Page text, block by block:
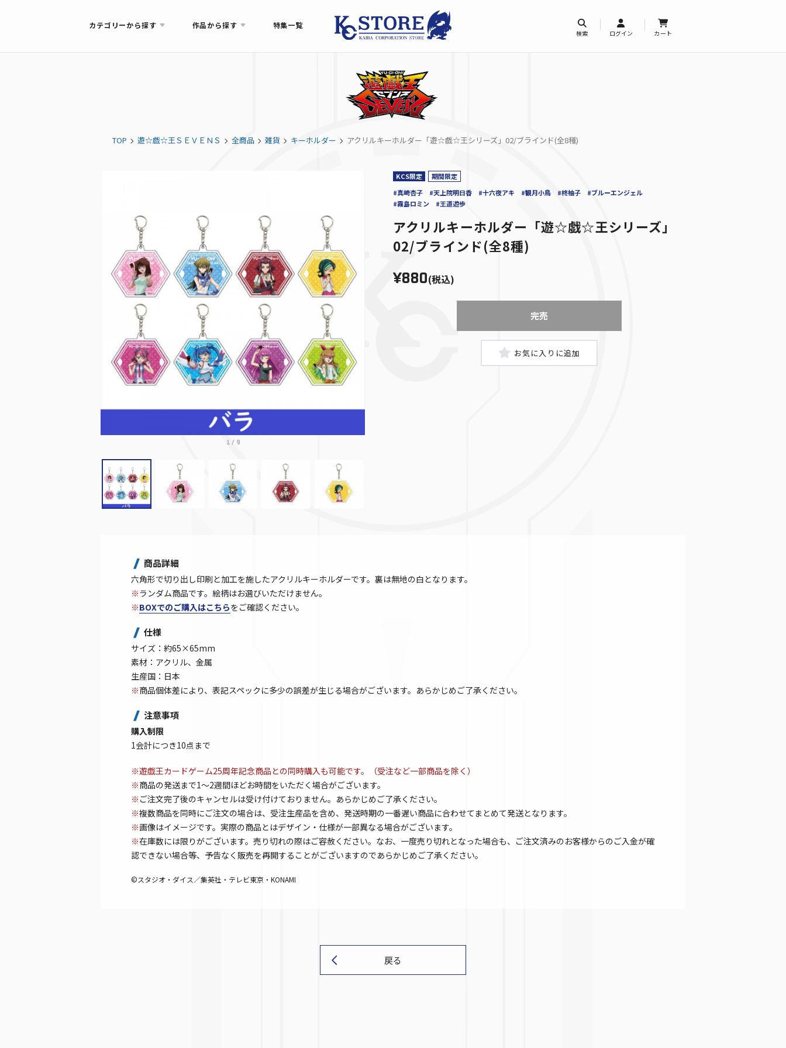
カテゴリーから探す 作品から探す 特集一覧
検索 ログイン カート
TOP 遊☆戯☆王ＳＥＶＥＮＳ 全商品 雑貨 キーホルダー アクリルキーホルダー「遊☆戯☆王シリーズ」02/ブラインド(全8種)
1/ 9
KCS限定
期間限定
#真崎杏子
#天上院明日香 #十六夜アキ #観月小鳥 #柊柚子
#ブルーエンジェル
#霧島ロミン
#王道遊歩
アクリルキーホルダー「遊☆戯☆王シリーズ」
02/ブラインド(全8種)
¥880(税込)
完売
商品詳細
六角形で切り出し印刷と加工を施したアクリルキーホルダーです。裏は無地の白となります。
※ランダム商品です。絵柄はお選びいただけません。
※BOXでのご購入はこちらをご確認ください。
仕様
サイズ：約65×65mm
素材：アクリル、金属
生産国：日本
※商品個体差により、表記スペックに多少の誤差が生じる場合がございます。あらかじめご了承ください。
注意事項
購入制限
1会計につき10点まで
※遊戯王カードゲーム25周年記念商品との同時購入も可能です。（受注など一部商品を除く）
※商品の発送まで1～2週間ほどお時間をいただく場合がございます。
※ ご注文完了後のキャンセルは受け付けておりません。あらかじめご了承ください。
※複数商品を同時にご注文の場合は、受注生産品を含め、発送時期の一番遅い商品に合わせてまとめて発送となります。
※画像はイメージです。実際の商品とはデザイン・仕様が一部異なる場合がございます。
※在庫数には限りがございます。売り切れの際はご容赦ください。なお、一度売り切れとなった場合も、ご注文済みのお客様からのご入金が確
認できない場合等、予告なく販売を再開することがございますのであらかじめご了承ください。
©スタジオ・ダイス／集英社・テレビ東京・KONAMI
戻る